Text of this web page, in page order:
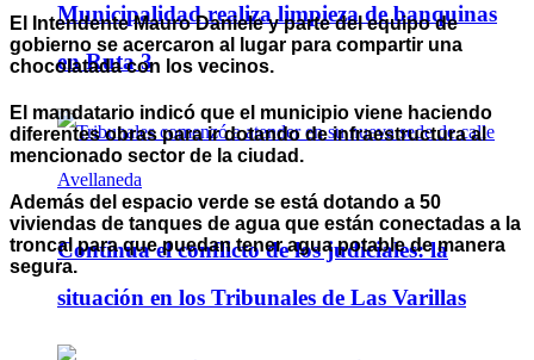
Municipalidad realiza limpieza de banquinas
en Ruta 3
Continúa el conflicto de los judiciales: la
situación en los Tribunales de Las Varillas
El Intendente Mauro Daniele y parte del equipo de
gobierno se acercaron al lugar para compartir una
chocolatada con los vecinos.
El mandatario indicó que el municipio viene haciendo
diferentes obras para ir dotando de infraestructura al
mencionado sector de la ciudad.
Además del espacio verde se está dotando a 50
viviendas de tanques de agua que están conectadas a la
troncal para que puedan tener agua potable de manera
segura.